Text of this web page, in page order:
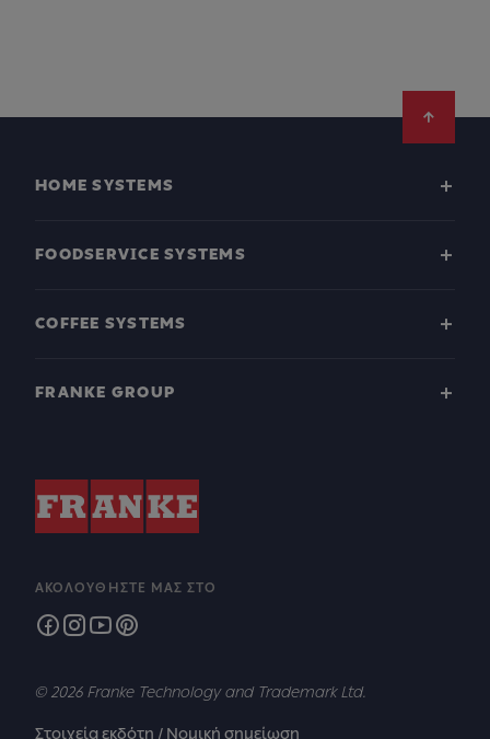
HOME SYSTEMS
FOODSERVICE SYSTEMS
COFFEE SYSTEMS
FRANKE GROUP
ΑΚΟΛΟΥΘΉΣΤΕ ΜΑΣ ΣΤΟ
© 2026 Franke Technology and Trademark Ltd.
Στοιχεία εκδότη / Νομική σημείωση